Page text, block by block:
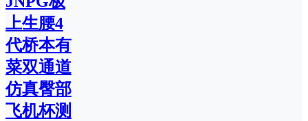
上生腰4
代桥本有
菜双通道
仿真臀部
飞机杯测